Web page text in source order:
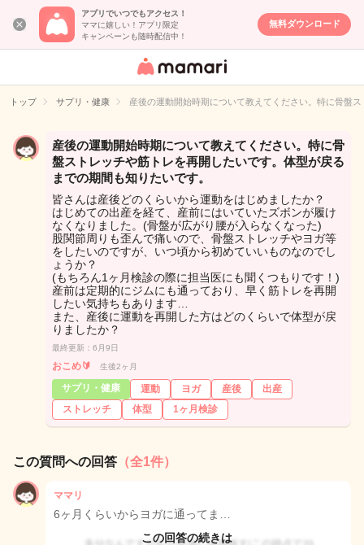
アプリでいつでもアクセス！
ママに嬉しい！アプリ限定
キャンペーンも随時配信中！
無料ダウンロード
女性専用匿名QA
イト
トップ サプリ・健康 産後の運動開始時期について教えてください。特に骨盤
産後の運動開始時期について教えてください。特に骨
盤ストレッチや筋トレを再開したいです。体型が戻る
までの期間も知りたいです。
皆さんは産後どのくらいから運動をはじめましたか？
はじめての出産を経て、産前にはいていたズボンが履け
なくなりました。(骨盤が広がり腰が入らなくなった)
股関節周りも歪んで痛いので、骨盤ストレッチやヨガ等
をしたいのですが、いつ頃から初めていいものなのでし
ょうか？
(もちろん1ヶ月検診の際に担当医にも聞くつもりです！)
産前は定期的にジムにも通っており、早く筋トレを再開
したい気持ちもあります…
また、産後に運動を再開した方はどのくらいで体型が戻
りましたか？
最終更新：6月9日
おこめ🔰 生後2ヶ月
サプリ・健康 運動 ヨガ 産後
出産
ストレッチ
体型 1ヶ月検診
この質問への回答 （全1件）
ママリ
6ヶ月くらいからヨガに通ってま…
この回答の続きは